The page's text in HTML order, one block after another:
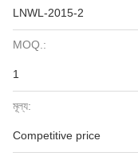
LNWL-2015-2
MOQ.:
1
মূল্য:
Competitive price